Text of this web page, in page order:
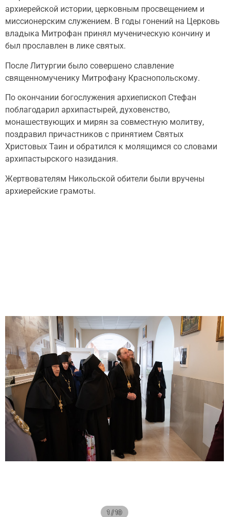
архиерейской истории, церковным просвещением и
миссионерским служением. В годы гонений на Церковь
владыка Митрофан принял мученическую кончину и
был прославлен в лике святых.
После Литургии было совершено славление
священномученику Митрофану Краснопольскому.
По окончании богослужения архиепископ Стефан
поблагодарил архипастырей, духовенство,
монашествующих и мирян за совместную молитву,
поздравил причастников с принятием Святых
Христовых Таин и обратился к молящимся со словами
архипастырского назидания.
Жертвователям Никольской обители были вручены
архиерейские грамоты.
1 / 10